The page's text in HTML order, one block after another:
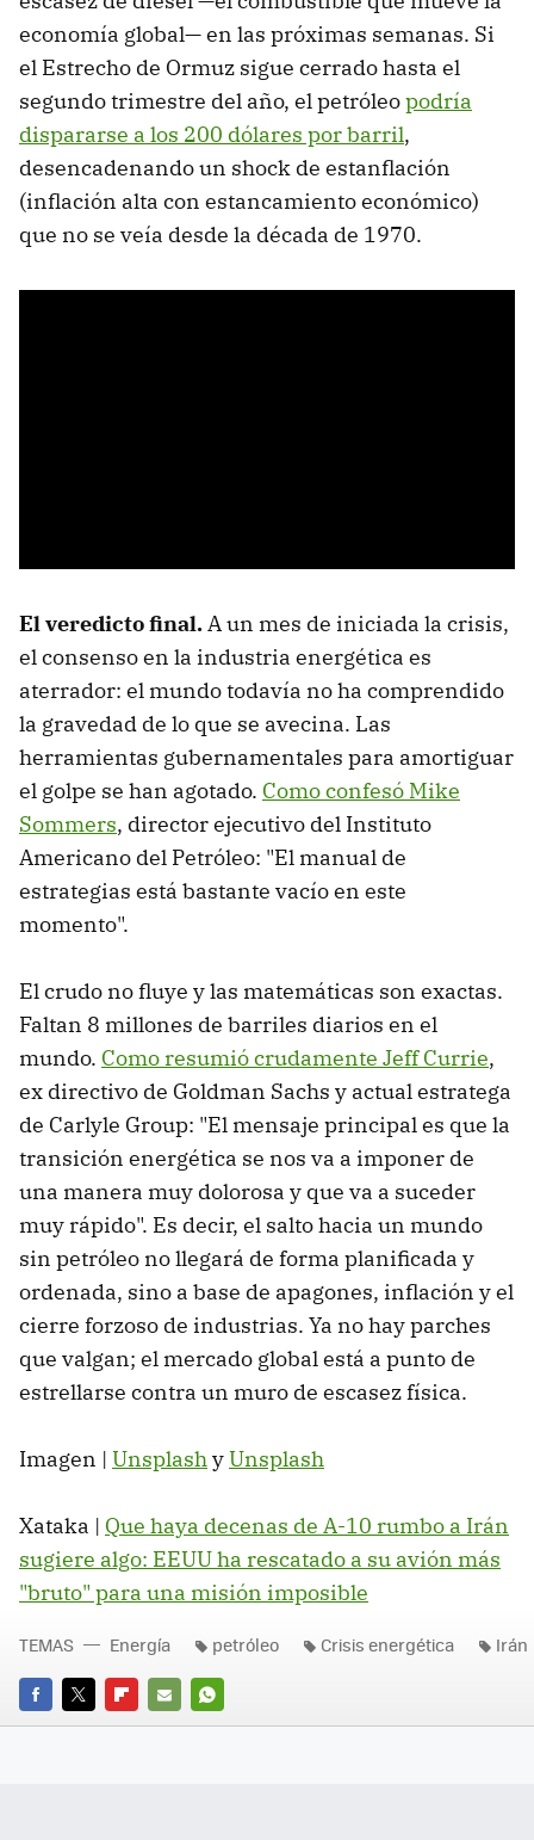
economía global— en las próximas semanas. Si
el Estrecho de Ormuz sigue cerrado hasta el
segundo trimestre del año, el petróleopodría
dispararse a los 200 dólares por barril,
desencadenando un shock de estanflación
(inflación alta con estancamiento económico)
que no se veía desde la década de 1970.
El veredicto final.A un mes de iniciada la crisis,
el consenso en la industria energética es
aterrador: el mundo todavía no ha comprendido
la gravedad de lo que se avecina. Las
herramientas gubernamentales para amortiguar
el golpe se han agotado. Como confesó Mike
Sommers, director ejecutivo del Instituto
Americano del Petróleo: "El manual de
estrategias está bastante vacío en este
momento".
El crudo no fluye y las matemáticas son exactas.
Faltan 8 millones de barriles diarios en el
mundo. Como resumió crudamente Jeff Currie,
ex directivo de Goldman Sachs y actual estratega
de Carlyle Group: "El mensaje principal es que la
transición energética se nos va a imponer de
una manera muy dolorosa y que va a suceder
muy rápido". Es decir, el salto hacia un mundo
sin petróleo no llegará de forma planificada y
ordenada, sino a base de apagones, inflación y el
cierre forzoso de industrias. Ya no hay parches
que valgan; el mercado global está a punto de
estrellarse contra un muro de escasez física.
Imagen | UnsplashyUnsplash
Xataka | Que haya decenas de A-10 rumbo a Irán
sugiere algo: EEUU ha rescatado a su avión más
"bruto" para una misión imposible
FACEBOOK
TWITTERFLIPBOARD
E-
WHATSAPP
TEMAS Energía petróleo Crisis energética Irán